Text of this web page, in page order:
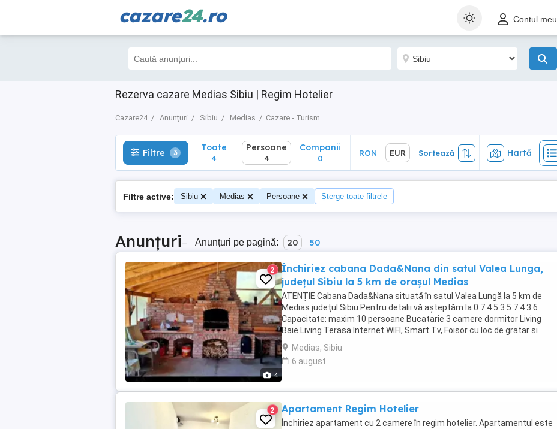
cazare24.ro Contul meu
Rezerva cazare Medias Sibiu | Regim Hotelier
Cazare24 Anunțuri Sibiu Medias Cazare - Turism
Filtre 3 Toate
4
Hartă
Filtre 3 Toate
4
Persoane
4
Companii
0
RON EUR Sortează Hartă
Filtre active: Sibiu Medias Persoane Șterge toate filtrele
Anunțuri– Anunțuri pe pagină: 20 50
4
2
Închiriez cabana Dada&Nana din satul Valea Lunga,
județul Sibiu la 5 km de orașul Medias
ATENȚIE Cabana Dada&Nana situată în satul Valea Lungă la 5 km de
Medias județul Sibiu Pentru detalii vă așteptăm la 0 7 4 5 3 5 7 4 3 6
Capacitate: maxim 10 persoane Bucatarie 3 camere dormitor Living
Baie Living Terasa Internet WIFI, Smart Tv, Foisor cu loc de gratar si
ceaun! ...
Medias, Sibiu
6 august
2 Apartament Regim Hotelier
Închiriez apartament cu 2 camere în regim hotelier. Apartamentul este